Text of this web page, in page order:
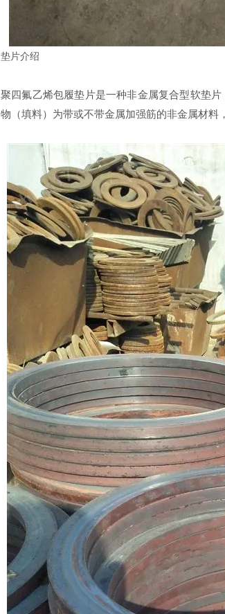
垫片介绍
聚四氟乙烯包履垫片是一种非金属复合型软垫
物（填料）为带或不带金属加强筋的非金属材料